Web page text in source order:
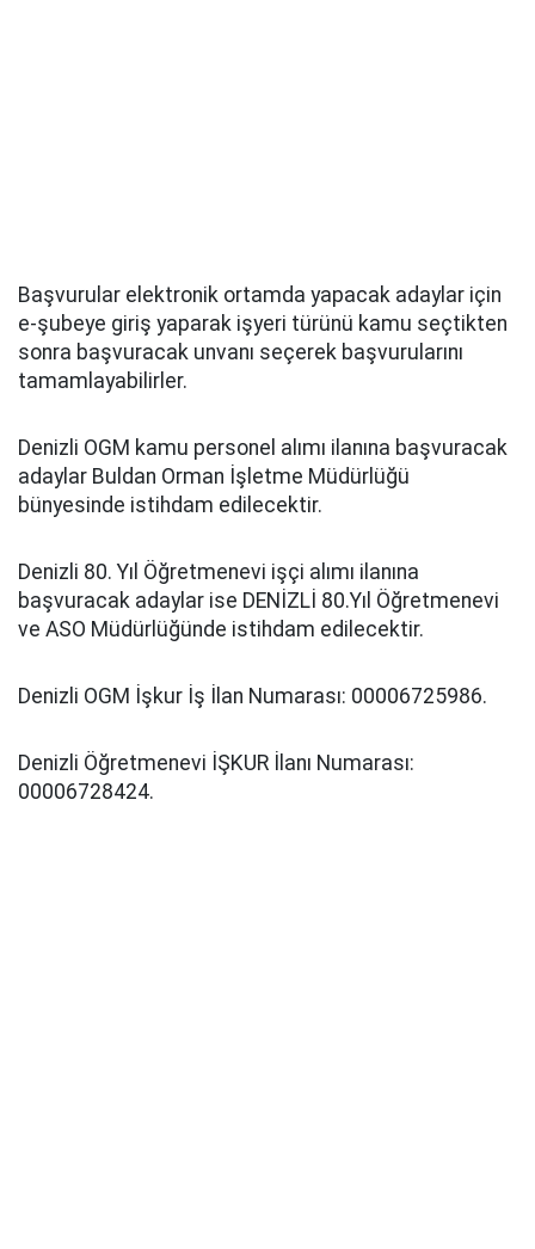
Başvurular elektronik ortamda yapacak adaylar için
e-şubeye giriş yaparak işyeri türünü kamu seçtikten
sonra başvuracak unvanı seçerek başvurularını
tamamlayabilirler.
Denizli OGM kamu personel alımı ilanına başvuracak
adaylar Buldan Orman İşletme Müdürlüğü
bünyesinde istihdam edilecektir.
Denizli 80. Yıl Öğretmenevi işçi alımı ilanına
başvuracak adaylar ise DENİZLİ 80.Yıl Öğretmenevi
ve ASO Müdürlüğünde istihdam edilecektir.
Denizli OGM İşkur İş İlan Numarası: 00006725986.
Denizli Öğretmenevi İŞKUR İlanı Numarası:
00006728424.